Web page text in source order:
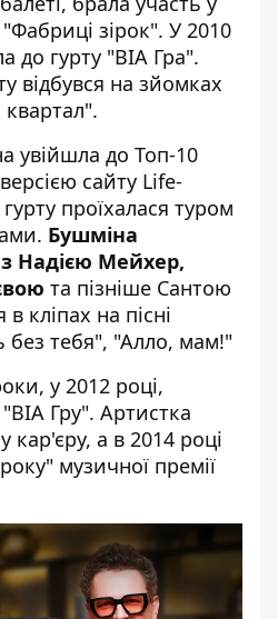
"Фабриці зірок". У 2010
до гурту "ВІА Гра".
відбувся на зйомках
квартал".
увійшла до Топ-10
сайту Life-
проїхалася туром
Бушміна
Надією Мейхер,
та пізніше Сантою
кліпах на пісні
тебя", "Алло, мам!"
у 2012 році,
Гру". Артистка
а в 2014 році
музичної премії